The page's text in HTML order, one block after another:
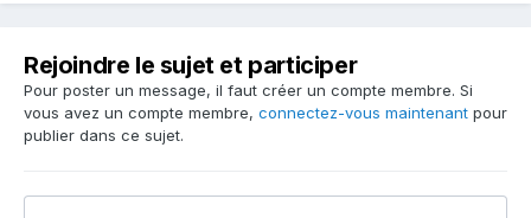
Rejoindre le sujet et participer
Pour poster un message, il faut créer un compte membre. Si
vous avez un compte membre, connectez-vous maintenant pour
publier dans ce sujet.